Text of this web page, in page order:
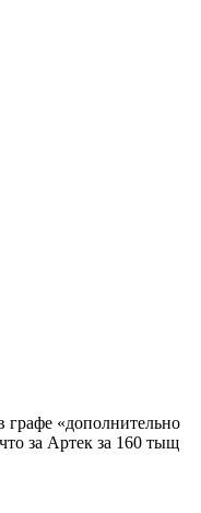
графе «дополнительно
за Артек за 160 тыщ